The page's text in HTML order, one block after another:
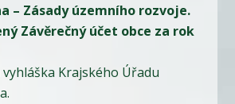
– Zásady územního rozvoje.
Závěrečný účet obce za rok
Krajského Úřadu